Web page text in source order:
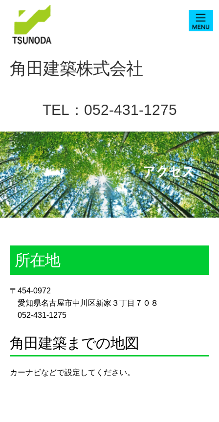
角田建築株式会社
TEL：052-431-1275
所在地
〒454-0972
愛知県名古屋市中川区新家３丁目７０８
052-431-1275
角田建築までの地図
カーナビなどで設定してください。